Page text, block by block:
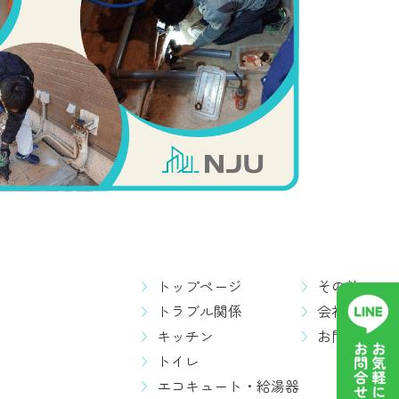
トップページ
トラブル関係
キッチン
トイレ
エコキュート・給湯器
その他
会社概要
お問い合わ